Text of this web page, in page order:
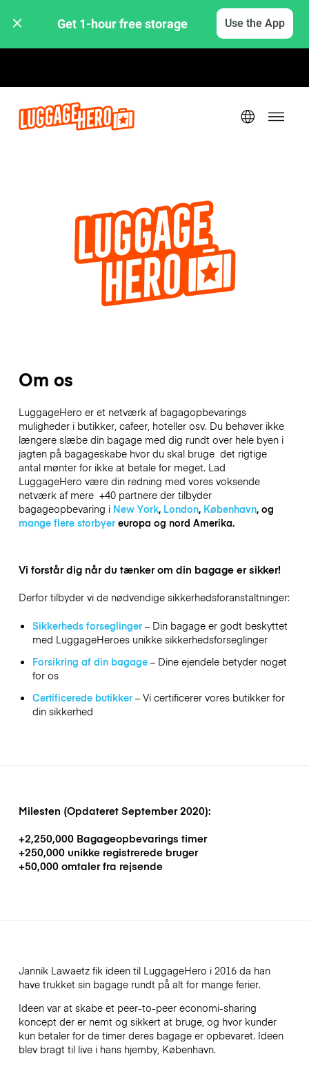
Get 1-hour free storage Use the App
Om os
LuggageHero er et netværk af bagagopbevarings
muligheder i butikker, cafeer, hoteller osv. Du behøver ikke
længere slæbe din bagage med dig rundt over hele byen i
jagten på bagageskabe hvor du skal bruge det rigtige
antal mønter for ikke at betale for meget. Lad
LuggageHero være din redning med vores voksende
netværk af mere +40 partnere der tilbyder
bagageopbevaring i New York, London, København, og
mange flere storbyereuropa og nord Amerika.
Vi forstår dig når du tænker om din bagage er sikker!
Derfor tilbyder vi de nødvendige sikkerhedsforanstaltninger:
Sikkerheds forseglinger– Din bagage er godt beskyttet
med LuggageHeroes unikke sikkerhedsforseglinger
Forsikring af din bagage– Dine ejendele betyder noget
for os
Certificerede butikker– Vi certificerer vores butikker for
din sikkerhed
Milesten (Opdateret September 2020):
+2,250,000 Bagageopbevarings timer
+250,000 unikke registrerede bruger
+50,000 omtaler fra rejsende
Jannik Lawaetz fik ideen til LuggageHero i 2016 da han
have trukket sin bagage rundt på alt for mange ferier.
Ideen var at skabe et peer-to-peer economi-sharing
koncept der er nemt og sikkert at bruge, og hvor kunder
kun betaler for de timer deres bagage er opbevaret. Ideen
blev bragt til live i hans hjemby, København.